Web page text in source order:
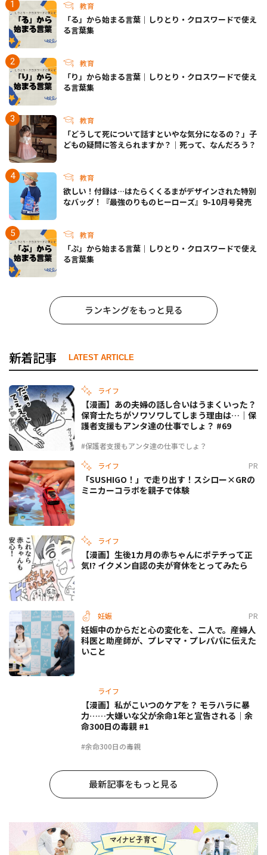
教育
「る」から始まる言葉｜しりとり・クロスワードで使え
る言葉集
教育
「り」から始まる言葉｜しりとり・クロスワードで使え
る言葉集
教育
「どうして死について話すといやな気分になるの？」子
どもの疑問に答えられますか？｜死って、なんだろう？
教育
欲しい！付録は…はたらくくるまがデザインされた特別
なバッグ！『最強のりものヒーローズ』9-10月号発売
教育
「ぷ」から始まる言葉｜しりとり・クロスワードで使え
る言葉集
ランキングをもっと見る
新着記事 LATEST ARTICLE
ライフ
#保護者支援もアンタ達の仕事でしょ？
【漫画】あの夫婦の話し合いはうまくいった？
保育士たちがソワソワしてしまう理由は…｜保
護者支援もアンタ達の仕事でしょ？ #69
ライフ PR
「SUSHIGO！」で走り出す！スシロー×GRの
ミニカーコラボを親子で体験
ライフ
【漫画】生後1カ月の赤ちゃんにポテチって正
気!? イクメン自認の夫が育休をとってみたら
妊娠 PR
妊娠中のからだと心の変化を、二人で。産婦人
科医と助産師が、プレママ・プレパパに伝えた
いこと
ライフ
#余命300日の毒親
【漫画】私がこいつのケアを？ モラハラに暴
力……大嫌いな父が余命1年と宣告される｜余
命300日の毒親 #1
最新記事をもっと見る